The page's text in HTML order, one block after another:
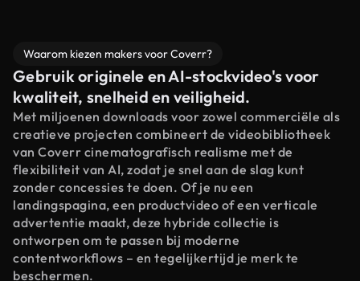
Waarom kiezen makers voor Coverr?
Gebruik originele en AI-stockvideo's voor
kwaliteit, snelheid en veiligheid.
Met miljoenen downloads voor zowel commerciële als
creatieve projecten combineert de videobibliotheek
van Coverr cinematografisch realisme met de
flexibiliteit van AI, zodat je snel aan de slag kunt
zonder concessies te doen. Of je nu een
landingspagina, een productvideo of een verticale
advertentie maakt, deze hybride collectie is
ontworpen om te passen bij moderne
contentworkflows – en tegelijkertijd je merk te
beschermen.